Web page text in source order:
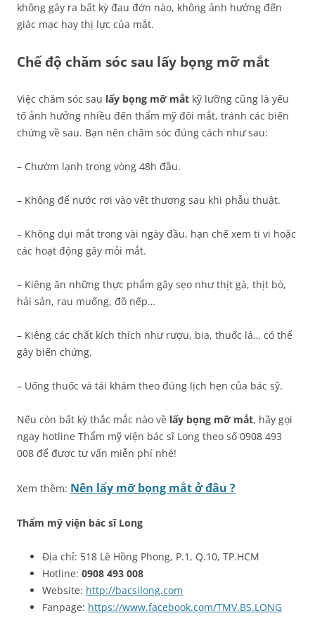
không gây ra bất kỳ đau đớn nào, không ảnh hưởng đến
giác mạc hay thị lực của mắt.
Chế độ chăm sóc sau lấy bọng mỡ mắt
Việc chăm sóc sau lấy bọng mỡ mắt kỹ lưỡng cũng là yếu
tố ảnh hưởng nhiều đến thẩm mỹ đôi mắt, tránh các biến
chứng về sau. Bạn nên chăm sóc đúng cách như sau:
– Chườm lạnh trong vòng 48h đầu.
– Không để nước rơi vào vết thương sau khi phẫu thuật.
– Không dụi mắt trong vài ngày đầu, hạn chế xem ti vi hoặc
các hoạt động gây mỏi mắt.
– Kiêng ăn những thực phẩm gây sẹo như thịt gà, thịt bò,
hải sản, rau muống, đồ nếp…
– Kiêng các chất kích thích như rượu, bia, thuốc lá… có thể
gây biến chứng.
– Uống thuốc và tái khám theo đúng lịch hẹn của bác sỹ.
Nếu còn bất kỳ thắc mắc nào về lấy bọng mỡ mắt, hãy gọi
ngay hotline Thẩm mỹ viện bác sĩ Long theo số 0908 493
008 để được tư vấn miễn phí nhé!
Xem thêm: Nên lấy mỡ bọng mắt ở đâu ?
Thẩm mỹ viện bác sĩ Long
Địa chỉ: 518 Lê Hồng Phong, P.1, Q.10, TP.HCM
Hotline: 0908 493 008
Website: http://bacsilong.com
Fanpage: https://www.facebook.com/TMV.BS.LONG